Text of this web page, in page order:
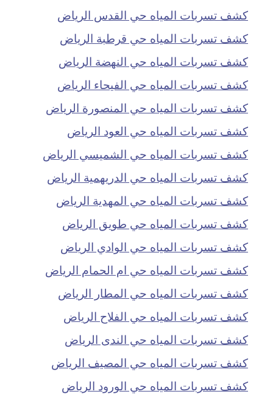
كشف تسربات المياه حي القدس الرياض
كشف تسربات المياه حي قرطبة الرياض
كشف تسربات المياه حي النهضة الرياض
كشف تسربات المياه حي الفيحاء الرياض
كشف تسربات المياه حي المنصورة الرياض
كشف تسربات المياه حي العود الرياض
كشف تسربات المياه حي الشميسي الرياض
كشف تسربات المياه حي الدريهمية الرياض
كشف تسربات المياه حي المهدية الرياض
كشف تسربات المياه حي طويق الرياض
كشف تسربات المياه حي الوادي الرياض
كشف تسربات المياه حي ام الحمام الرياض
كشف تسربات المياه حي المطار الرياض
كشف تسربات المياه حي الفلاح الرياض
كشف تسربات المياه حي الندى الرياض
كشف تسربات المياه حي المصيف الرياض
كشف تسربات المياه حي الورود الرياض